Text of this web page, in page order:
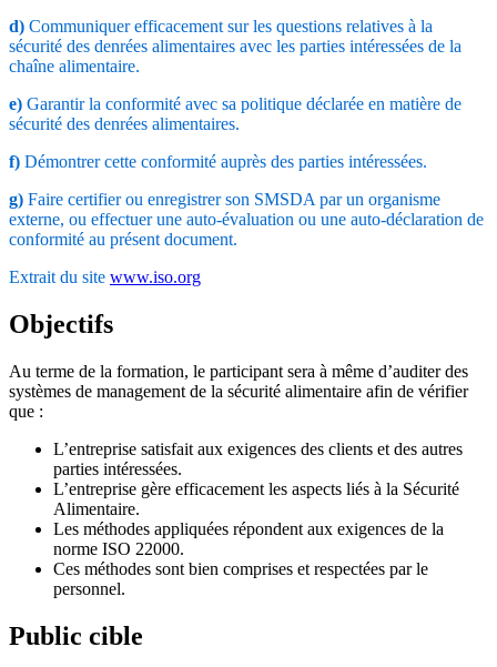
d) Communiquer efficacement sur les questions relatives à la
sécurité des denrées alimentaires avec les parties intéressées de la
chaîne alimentaire.
e) Garantir la conformité avec sa politique déclarée en matière de
sécurité des denrées alimentaires.
f) Démontrer cette conformité auprès des parties intéressées.
g) Faire certifier ou enregistrer son SMSDA par un organisme
externe, ou effectuer une auto-évaluation ou une auto-déclaration de
conformité au présent document.
Extrait du site www.iso.org
Objectifs
Au terme de la formation, le participant sera à même d’auditer des
systèmes de management de la sécurité alimentaire afin de vérifier
que :
L’entreprise satisfait aux exigences des clients et des autres
parties intéressées.
L’entreprise gère efficacement les aspects liés à la Sécurité
Alimentaire.
Les méthodes appliquées répondent aux exigences de la
norme ISO 22000.
Ces méthodes sont bien comprises et respectées par le
personnel.
Public cible